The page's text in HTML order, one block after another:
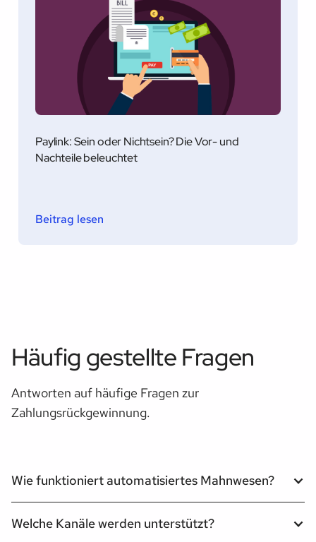
Paylink: Sein oder Nichtsein? Die Vor- und
Nachteile beleuchtet
Beitrag lesen
Häufig gestellte Fragen
Antworten auf häufige Fragen zur
Zahlungsrückgewinnung.
Wie funktioniert automatisiertes Mahnwesen?
Welche Kanäle werden unterstützt?